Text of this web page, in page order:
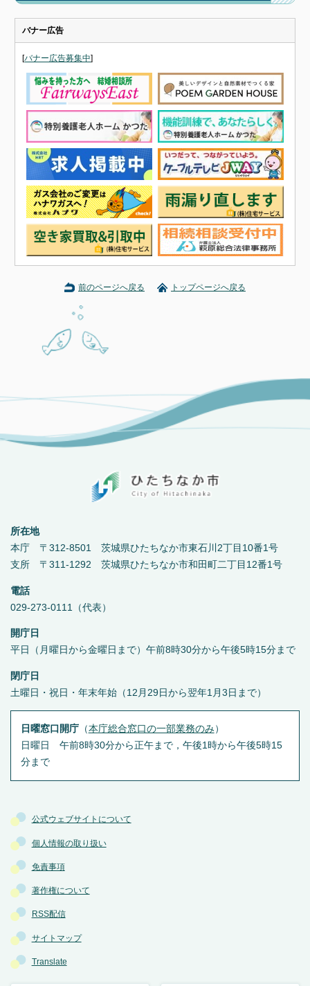
バナー広告
[バナー広告募集中]
前のページへ戻る トップページへ戻る
公式ウェブサイトについて
個人情報の取り扱い
免責事項
著作権について
RSS配信
サイトマップ
Translate
所在地
本庁 〒312-8501 茨城県ひたちなか市東石川2丁目10番1号
支所 〒311-1292 茨城県ひたちなか市和田町二丁目12番1号
電話
029-273-0111（代表）
開庁日
平日（月曜日から金曜日まで）午前8時30分から午後5時15分まで
閉庁日
土曜日・祝日・年末年始（12月29日から翌年1月3日まで）
日曜窓口開庁（本庁総合窓口の一部業務のみ ）
日曜日 午前8時30分から正午まで，午後1時から午後5時15
分まで